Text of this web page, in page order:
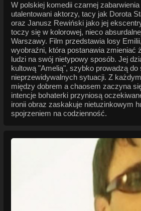
W polskiej komedii czarnej
utalentowani aktorzy, tacy jak Dorota
oraz Janusz Rewiński jako jej
toczy się w kolorowej, nieco
Warszawy. Film przedstawia losy
wyobraźni, która postanawia zmieniać
ludzi na swój nietypowy sposób. Jej
kultową "Amelią", szybko prowadzą
nieprzewidywalnych sytuacji. Z
między dobrem a chaosem zaczyna
intencje bohaterki przyniosą
ironii obraz zaskakuje nietuzinkowym
spojrzeniem na codzienność.